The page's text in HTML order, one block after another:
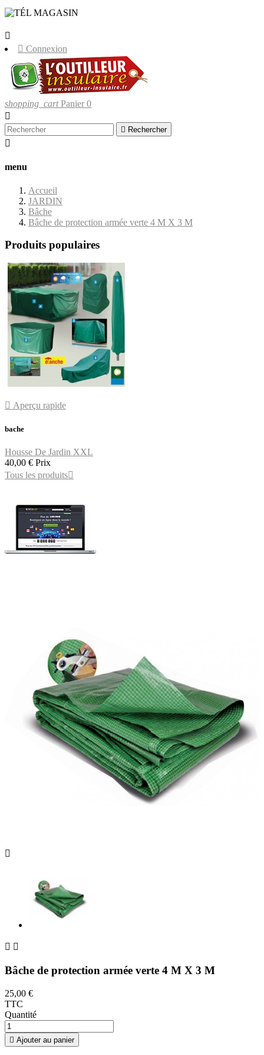

 Connexion
shopping_cart Panier 0

 Rechercher

menu
Accueil
JARDIN
Bâche
Bâche de protection armée verte 4 M X 3 M
Produits populaires
 Aperçu rapide
bache
Housse De Jardin XXL
40,00 € Prix
Tous les produits

 
Bâche de protection armée verte 4 M X 3 M
25,00 €
TTC
Quantité
 Ajouter au panier